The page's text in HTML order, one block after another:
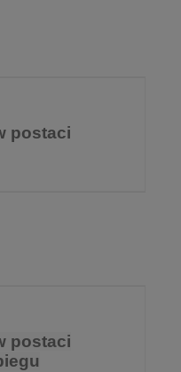
postaci
postaci